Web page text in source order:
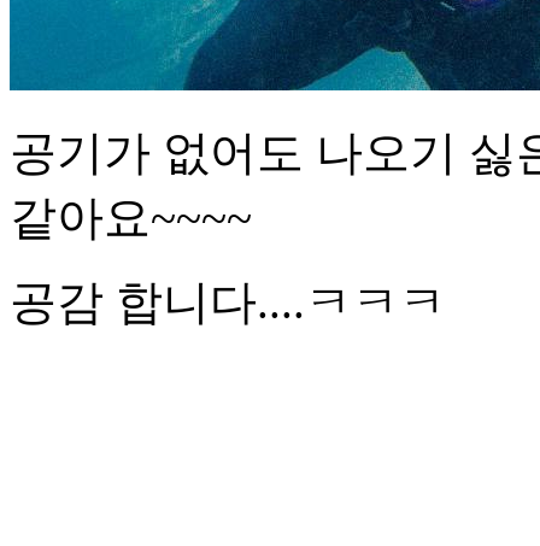
공기가 없어도 나오기 싫
같아요~~~~
공감 합니다....ㅋㅋㅋ